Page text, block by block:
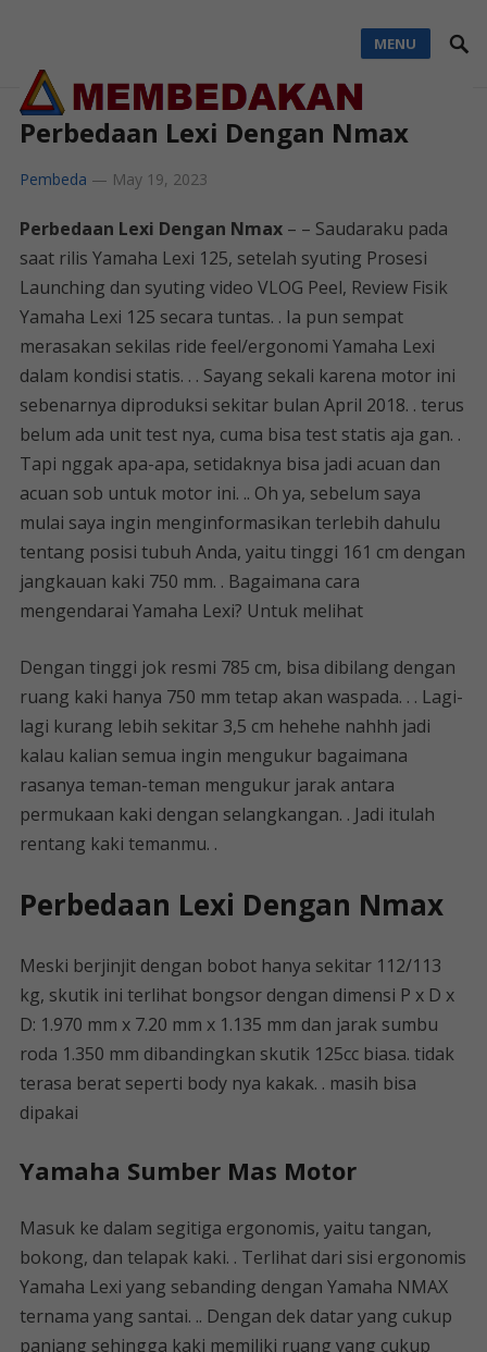
MENU
Perbedaan Lexi Dengan Nmax
Pembeda — May 19, 2023
Perbedaan Lexi Dengan Nmax– – Saudaraku pada
saat rilis Yamaha Lexi 125, setelah syuting Prosesi
Launching dan syuting video VLOG Peel, Review Fisik
Yamaha Lexi 125 secara tuntas. . Ia pun sempat
merasakan sekilas ride feel/ergonomi Yamaha Lexi
dalam kondisi statis. . . Sayang sekali karena motor ini
sebenarnya diproduksi sekitar bulan April 2018. . terus
belum ada unit test nya, cuma bisa test statis aja gan. .
Tapi nggak apa-apa, setidaknya bisa jadi acuan dan
acuan sob untuk motor ini. .. Oh ya, sebelum saya
mulai saya ingin menginformasikan terlebih dahulu
tentang posisi tubuh Anda, yaitu tinggi 161 cm dengan
jangkauan kaki 750 mm. . Bagaimana cara
mengendarai Yamaha Lexi? Untuk melihat
Dengan tinggi jok resmi 785 cm, bisa dibilang dengan
ruang kaki hanya 750 mm tetap akan waspada. . . Lagi-
lagi kurang lebih sekitar 3,5 cm hehehe nahhh jadi
kalau kalian semua ingin mengukur bagaimana
rasanya teman-teman mengukur jarak antara
permukaan kaki dengan selangkangan. . Jadi itulah
rentang kaki temanmu. .
Perbedaan Lexi Dengan Nmax
Meski berjinjit dengan bobot hanya sekitar 112/113
kg, skutik ini terlihat bongsor dengan dimensi P x D x
D: 1.970 mm x 7.20 mm x 1.135 mm dan jarak sumbu
roda 1.350 mm dibandingkan skutik 125cc biasa. tidak
terasa berat seperti body nya kakak. . masih bisa
dipakai
Yamaha Sumber Mas Motor
Masuk ke dalam segitiga ergonomis, yaitu tangan,
bokong, dan telapak kaki. . Terlihat dari sisi ergonomis
Yamaha Lexi yang sebanding dengan Yamaha NMAX
ternama yang santai. .. Dengan dek datar yang cukup
panjang sehingga kaki memiliki ruang yang cukup